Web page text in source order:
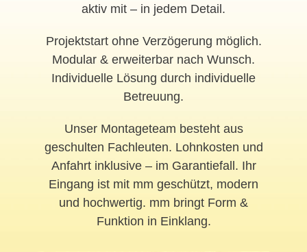
aktiv mit – in jedem Detail.
Projektstart ohne Verzögerung möglich.
Modular & erweiterbar nach Wunsch.
Individuelle Lösung durch individuelle
Betreuung.
Unser Montageteam besteht aus
geschulten Fachleuten. Lohnkosten und
Anfahrt inklusive – im Garantiefall. Ihr
Eingang ist mit mm geschützt, modern
und hochwertig. mm bringt Form &
Funktion in Einklang.